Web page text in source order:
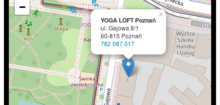
YOGA LOFT Poznań
ul. Gajowa 8/1
60-815 Poznań
782 087 017
×
−